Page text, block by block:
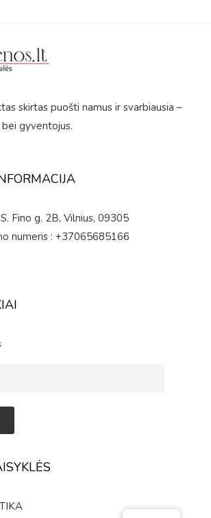
skirtas puošti namus ir svarbiausia –
gyventojus.
Fino g. 2B, Vilnius, 09305
numeris : +37065685166